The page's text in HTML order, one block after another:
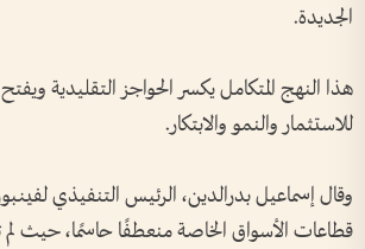
الجديدة.
هذا النهج المتكامل يكسر الحواجز التقليدية
للاستثمار والنمو والابتكار.
وقال إسماعيل بدرالدين، الرئيس التنفيذي
قطاعات الأسواق الخاصة منعطفًا حاسمًا، حيث لم